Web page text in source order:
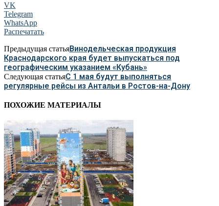
VK
Telegram
WhatsApp
Распечатать
Предыдущая статьяВинодельческая продукция
Краснодарского края будет выпускаться под
географическим указанием «Кубань»
Следующая статьяС 1 мая будут выполняться
регулярные рейсы из Антальи в Ростов-на-Дону
ПОХОЖИЕ МАТЕРИАЛЫ